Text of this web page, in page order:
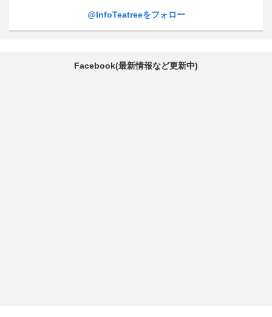
@InfoTeatreeをフォロー
Facebook(最新情報など更新中)